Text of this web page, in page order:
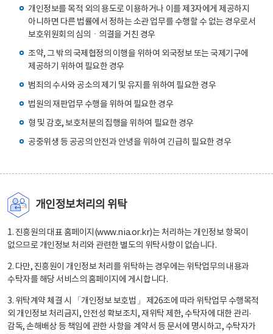
개인정보를 목적 외의 용도로 이용하거나 이를 제3자에게 제공하지
아니하면 다른 법률에서 정하는 소관 업무를 수행할 수 없는 경우로서
보호위원회의 심의ㆍ의결을 거친 경우
조약, 그 밖의 국제협정의 이행을 위하여 외국정보 또는 국제기구에
제공하기 위하여 필요한 경우
범죄의 수사와 공소의 제기 및 유지를 위하여 필요한 경우
법원의 재판업무 수행을 위하여 필요한 경우
형 및 감호, 보호처분의 집행을 위하여 필요한 경우
공중위생 등 공공의 안전과 안녕을 위하여 긴급히 필요한 경우
개인정보처리의 위탁
1. 진흥원의 대표 홈페이지(www.nia.or.kr)는 처리하는 개인정보 항목이
없으므로 개인정보 처리와 관련한 별도의 위탁사항이 없습니다.
2. 다만, 진흥원이 개인정보 처리를 위탁하는 경우에는 위탁업무의 내용과
수탁자를 해당 서비스의 홈페이지에 게시합니다.
3. 위탁계약 체결 시 「개인정보 보호법」 제26조에 따라 위탁업무 수행목적
외 개인정보 처리금지, 안전성 확보조치, 재위탁 제한, 수탁자에 대한 관리·
감독, 손해배상 등 책임에 관한 사항을 계약서 등 문서에 명시하고, 수탁자가